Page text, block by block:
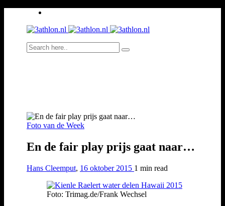
Foto van de Week
En de fair play prijs gaat naar…
Hans Cleemput, 16 oktober 2015 1 min read
Foto: Trimag.de/Frank Wechsel